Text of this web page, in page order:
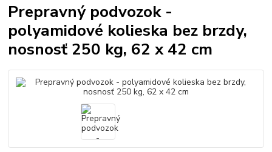
Prepravný podvozok -
polyamidové kolieska bez brzdy,
nosnosť 250 kg, 62 x 42 cm